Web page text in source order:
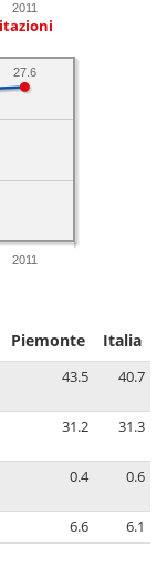
2011
2011
27.6
Piemonte Italia
43.5 40.7
31.2 31.3
0.4 0.6
6.6 6.1